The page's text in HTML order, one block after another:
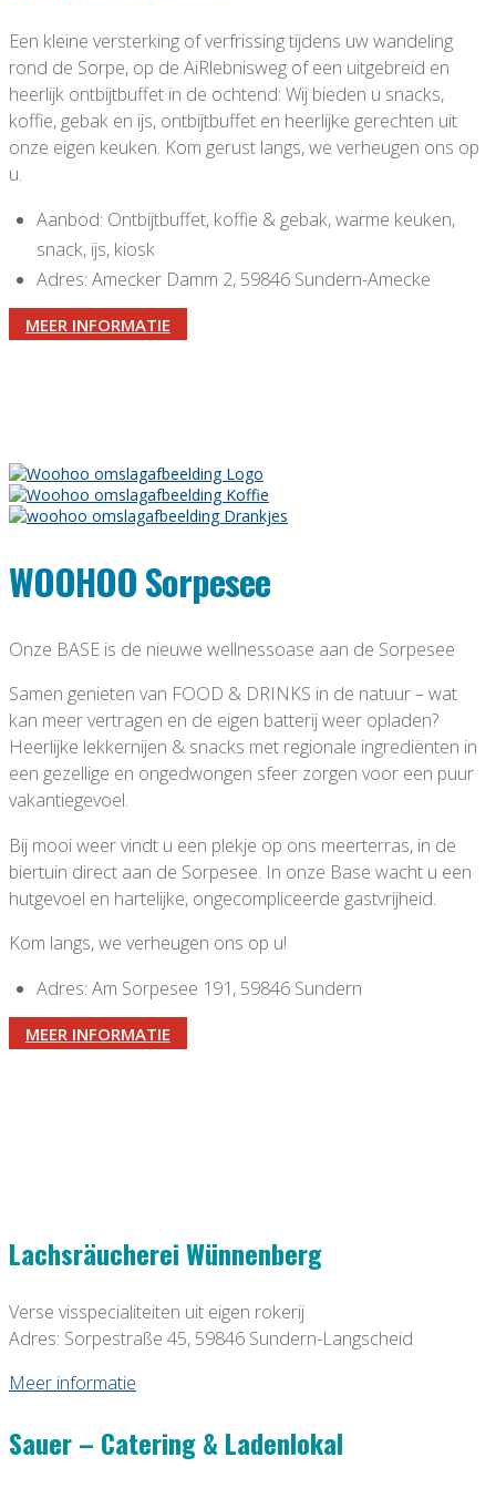
Een kleine versterking of verfrissing tijdens uw wandeling
rond de Sorpe, op de AiRlebnisweg of een uitgebreid en
heerlijk ontbijtbuffet in de ochtend: Wij bieden u snacks,
koffie, gebak en ijs, ontbijtbuffet en heerlijke gerechten uit
onze eigen keuken. Kom gerust langs, we verheugen ons op
u.
Aanbod: Ontbijtbuffet, koffie & gebak, warme keuken,
snack, ijs, kiosk
Adres: Amecker Damm 2, 59846 Sundern-Amecke
MEER INFORMATIE
WOOHOO Sorpesee
Onze BASE is de nieuwe wellnessoase aan de Sorpesee
Samen genieten van FOOD & DRINKS in de natuur – wat
kan meer vertragen en de eigen batterij weer opladen?
Heerlijke lekkernijen & snacks met regionale ingrediënten in
een gezellige en ongedwongen sfeer zorgen voor een puur
vakantiegevoel.
Bij mooi weer vindt u een plekje op ons meerterras, in de
biertuin direct aan de Sorpesee. In onze Base wacht u een
hutgevoel en hartelijke, ongecompliceerde gastvrijheid.
Kom langs, we verheugen ons op u!
Adres: Am Sorpesee 191, 59846 Sundern
MEER INFORMATIE
Lachsräucherei Wünnenberg
Verse visspecialiteiten uit eigen rokerij
Adres: Sorpestraße 45, 59846 Sundern-Langscheid
Meer informatie
Sauer – Catering & Ladenlokal